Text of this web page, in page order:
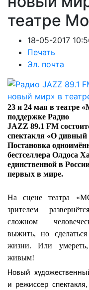
театре
18-05-2017
Печать
Эл. почта
23 и 24 мая в театре
поддержке Радио
JAZZ 89.1 FM
спектакля «О
Постановка
бестселлера Олдоса
единственной в
первых в мире.
На сцене театра
зрителем
сложном
выжить, но
жизни. Или
живым!
Новый
и режиссер